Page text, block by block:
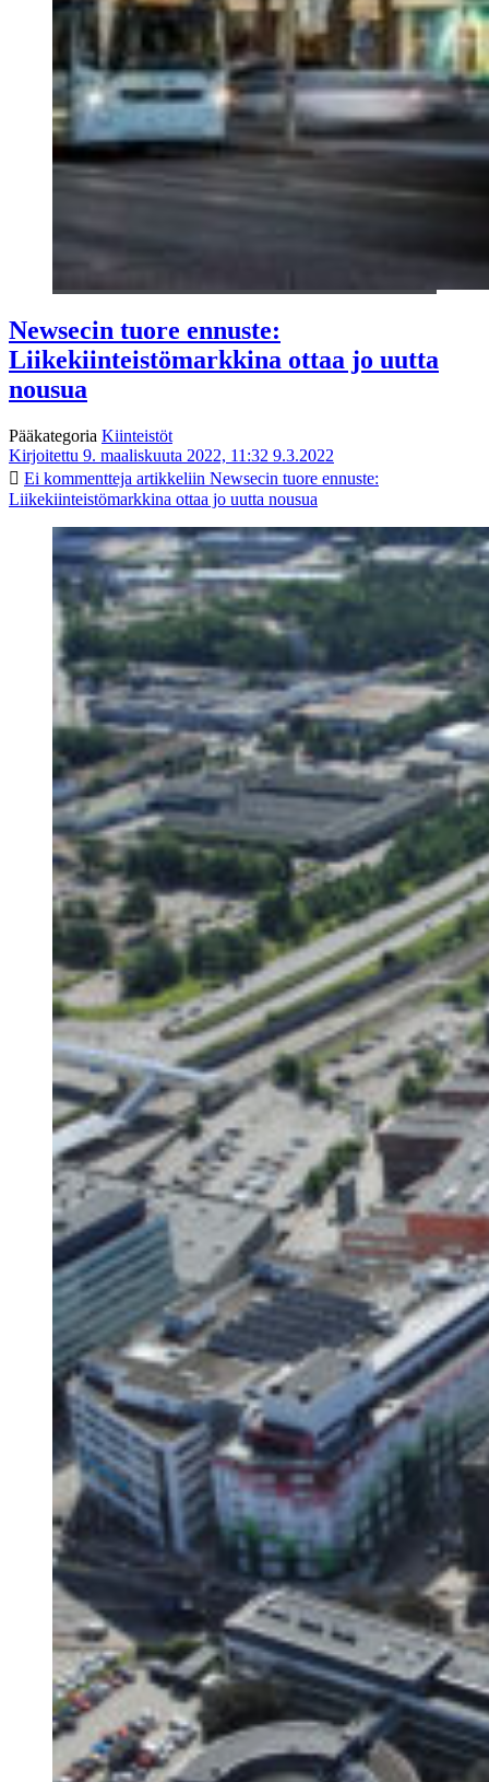
Newsecin tuore ennuste:
Liikekiinteistömarkkina ottaa jo uutta
nousua
Pääkategoria Kiinteistöt
Kirjoitettu 9. maaliskuuta 2022, 11:32 9.3.2022
Ei kommentteja artikkeliin Newsecin tuore ennuste:
Liikekiinteistömarkkina ottaa jo uutta nousua